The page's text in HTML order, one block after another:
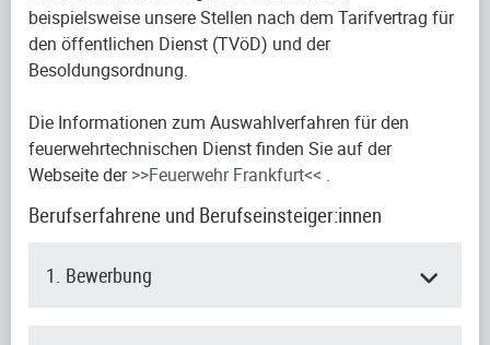
beispielsweise unsere Stellen nach dem Tarifvertrag für
den öffentlichen Dienst (TVöD) und der
Besoldungsordnung.
Die Informationen zum Auswahlverfahren für den
feuerwehrtechnischen Dienst finden Sie auf der
Webseite der>>Feuerwehr Frankfurt<< .
Berufserfahrene und Berufseinsteiger:innen
1. Bewerbung